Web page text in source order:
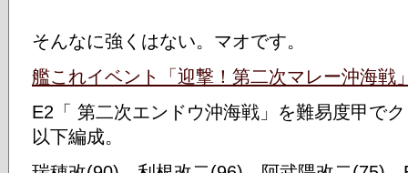
そんなに強くはない。マオです。
艦これイベント「迎撃！第二次マレー沖海戦
E2「 第二次エンドウ沖海戦」を難易度甲で
以下編成。